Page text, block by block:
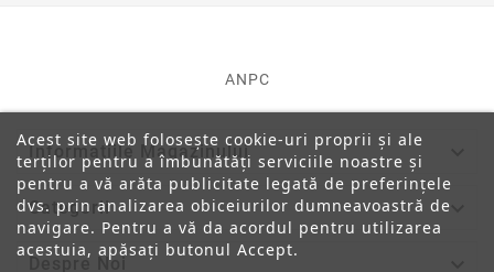
ANPC
Informatiile Magazinului
Categorii 
Despre Noi
Acest site web folosește cookie-uri proprii și ale
terților pentru a îmbunătăți serviciile noastre și
pentru a vă arăta publicitate legată de preferințele
dvs. prin analizarea obiceiurilor dumneavoastră de
navigare. Pentru a vă da acordul pentru utilizarea
acestuia, apăsați butonul Accept.